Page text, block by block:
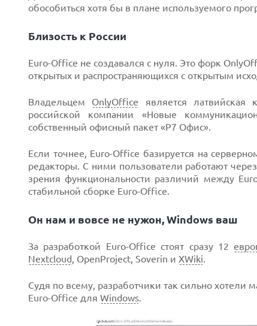
обособиться хотя бы в плане используемого
Близость к России
Euro-Office не создавался с нуля. Это форк
открытых и распространяющихся с открытым
Владельцем OnlyOffice является
российской компании «Новые
собственный офисный пакет «Р7 Офис».
Если точнее, Euro-Office базируется на
редакторы. С ними пользователи работают через
зрения функциональности различий между
стабильной сборке Euro-Office.
Он нам и вовсе не нужон, Windows ваш
За разработкой Euro-Office стоят сразу 12
Nextcloud, OpenProject, Soverin и XWiki.
Судя по всему, разработчики так сильно хотели
Euro-Office для Windows.